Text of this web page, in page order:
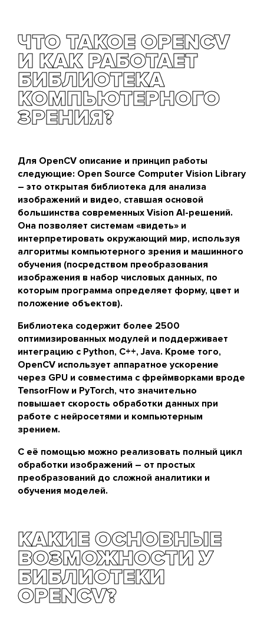
ЧТО ТАКОЕ OPENCV
И КАК РАБОТАЕТ
БИБЛИОТЕКА
КОМПЬЮТЕРНОГО
ЗРЕНИЯ?
Для OpenCV описание и принцип работы
следующие: Open Source Computer Vision Library
– это открытая библиотека для анализа
изображений и видео, ставшая основой
большинства современных Vision AI-решений.
Она позволяет системам «видеть» и
интерпретировать окружающий мир, используя
алгоритмы компьютерного зрения и машинного
обучения (посредством преобразования
изображения в набор числовых данных, по
которым программа определяет форму, цвет и
положение объектов).
Библиотека содержит более 2500
оптимизированных модулей и поддерживает
интеграцию с Python, C++, Java. Кроме того,
OpenCV использует аппаратное ускорение
через GPU и совместима с фреймворками вроде
TensorFlow и PyTorch, что значительно
повышает скорость обработки данных при
работе с нейросетями и компьютерным
зрением.
С её помощью можно реализовать полный цикл
обработки изображений – от простых
преобразований до сложной аналитики и
обучения моделей.
КАКИЕ ОСНОВНЫЕ
ВОЗМОЖНОСТИ У
БИБЛИОТЕКИ
OPENCV?